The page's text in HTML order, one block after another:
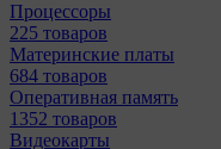
Процессоры
225 товаров
Материнcкие платы
684 товаров
Оперативная память
1352 товаров
Видеокарты